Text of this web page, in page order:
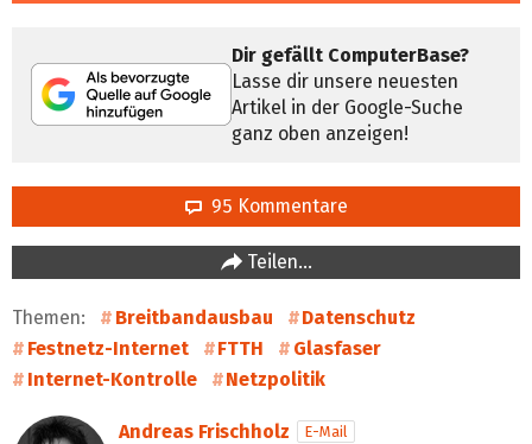
Dir gefällt ComputerBase?
Lasse dir unsere neuesten
Artikel in der Google-Suche
ganz oben anzeigen!
95 Kommentare
Teilen…
Themen: Breitbandausbau
Datenschutz
Festnetz-Internet
FTTH
Glasfaser
Internet-Kontrolle
Netzpolitik
Andreas Frischholz
E-Mail